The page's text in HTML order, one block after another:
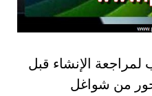
الإنشاء قبل
من شواغل